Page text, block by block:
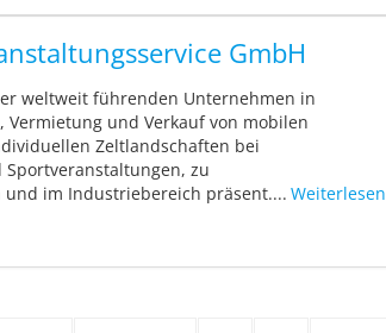
GmbH
weltweit führenden Unternehmen in
Vermietung und Verkauf von mobilen
Zeltlandschaften bei
zu
im Industriebereich präsent.... Weiterlesen